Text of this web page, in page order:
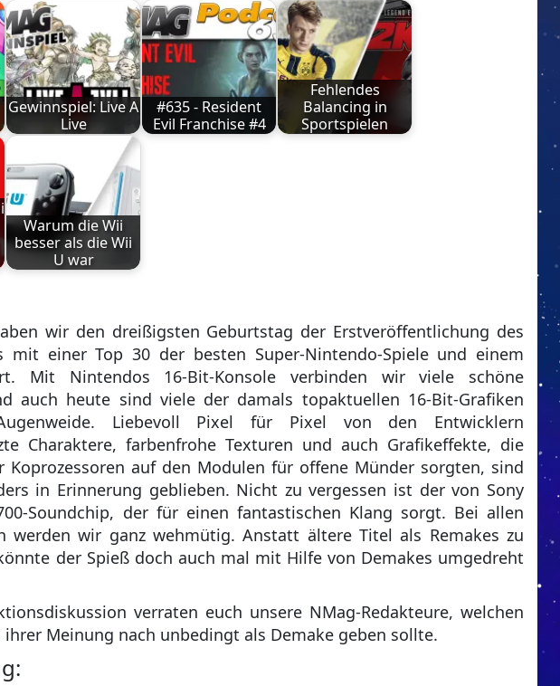
Gewinnspiel: Live A
Live
#635 - Resident
Evil Franchise #4
Fehlendes
Balancing in
Sportspielen
Warum die Wii
besser als die Wii
U war
wir den dreißigsten Geburtstag der Erstveröffentlichung des
mit einer Top 30 der besten Super-Nintendo-Spiele und einem
Mit Nintendos 16-Bit-Konsole verbinden wir viele schöne
auch heute sind viele der damals topaktuellen 16-Bit-Grafiken
Liebevoll Pixel für Pixel von den Entwicklern
Charaktere, farbenfrohe Texturen und auch Grafikeffekte, die
Koprozessoren auf den Modulen für offene Münder sorgten, sind
in Erinnerung geblieben. Nicht zu vergessen ist der von Sony
Soundchip, der für einen fantastischen Klang sorgt. Bei allen
werden wir ganz wehmütig. Anstatt ältere Titel als Remakes zu
der Spieß doch auch mal mit Hilfe von Demakes umgedreht
verraten euch unsere NMag-Redakteure, welchen
Meinung nach unbedingt als Demake geben sollte.